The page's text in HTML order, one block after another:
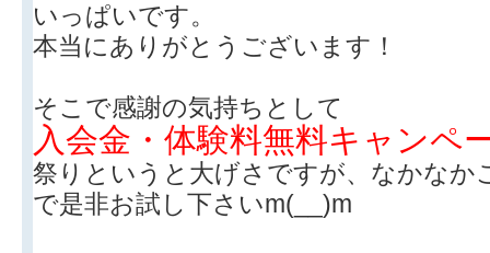
いっぱいです。
本当にありがとうございます！
そこで感謝の気持ちとして
入会金・体験料無料キャンペ
祭りというと大げさですが、なかなか
で是非お試し下さいm(__)m